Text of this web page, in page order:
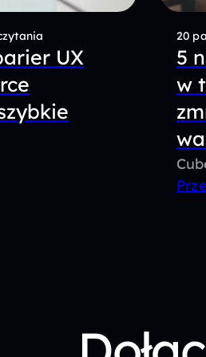
czytania
barier UX
szybkie